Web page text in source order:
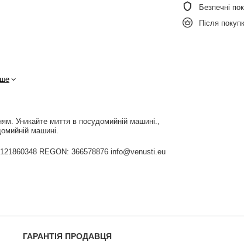
Безпечні
Після
Уникайте миття в посудомийній машині.
машині.
REGON: 366578876 info@venusti.eu
ГАРАНТІЯ ПРОДАВЦЯ